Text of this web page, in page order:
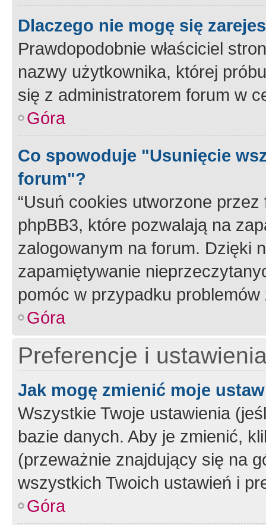
Dlaczego nie mogę się
Prawdopodobnie właściciel
nazwy użytkownika, której
się z administratorem forum w
Góra
Co spowoduje "Usunięcie
forum"?
“Usuń cookies utworzone
phpBB3, które pozwalają na
zalogowanym na forum. Dzięki
zapamiętywanie
pomóc w przypadku
Góra
Preferencje i
Jak mogę zmienić moje
Wszystkie Twoje ustawienia
bazie danych. Aby je zmienić,
(przeważnie znajdujący się na
wszystkich Twoich ustawień i
Góra